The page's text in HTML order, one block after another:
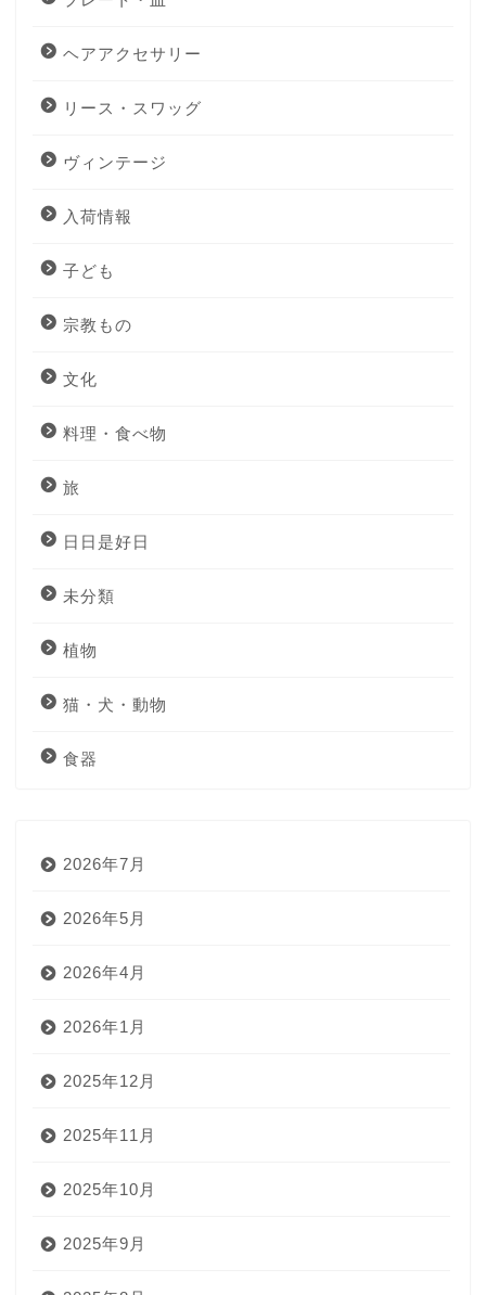
ヘアアクセサリー
リース・スワッグ
ヴィンテージ
入荷情報
子ども
宗教もの
文化
料理・食べ物
旅
日日是好日
未分類
植物
猫・犬・動物
食器
2026年7月
2026年5月
2026年4月
2026年1月
2025年12月
2025年11月
2025年10月
2025年9月